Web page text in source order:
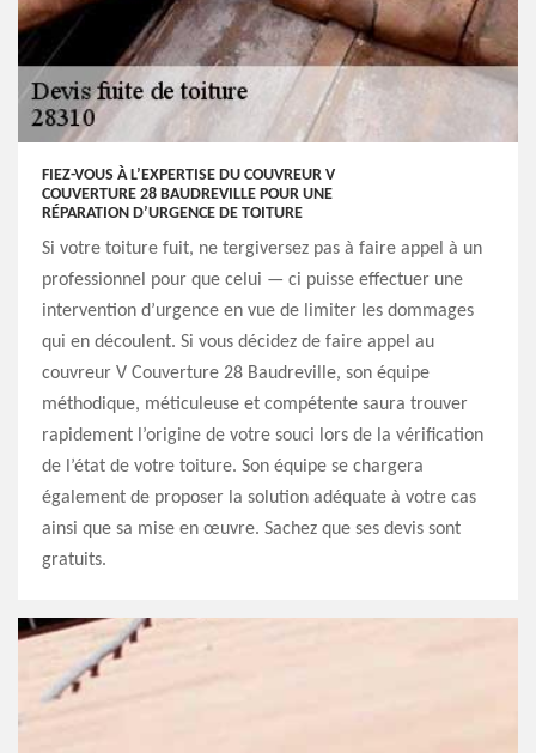
FIEZ-VOUS À L’EXPERTISE DU COUVREUR V
COUVERTURE 28 BAUDREVILLE POUR UNE
RÉPARATION D’URGENCE DE TOITURE
Si votre toiture fuit, ne tergiversez pas à faire appel à un
professionnel pour que celui — ci puisse effectuer une
intervention d’urgence en vue de limiter les dommages
qui en découlent. Si vous décidez de faire appel au
couvreur V Couverture 28 Baudreville, son équipe
méthodique, méticuleuse et compétente saura trouver
rapidement l’origine de votre souci lors de la vérification
de l’état de votre toiture. Son équipe se chargera
également de proposer la solution adéquate à votre cas
ainsi que sa mise en œuvre. Sachez que ses devis sont
gratuits.